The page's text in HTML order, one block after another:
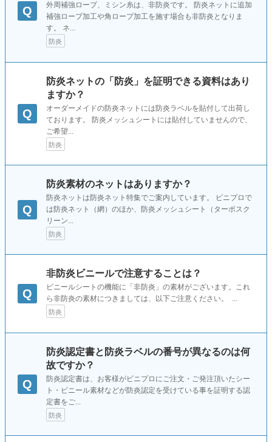
Q
外周補強ロープ、ミシン糸は、非防炎です。 防炎ネットに追加
補強ロープ加工や角ロープ加工を施す場合も非防炎となりま
す。 ネ...
防炎
Q
防炎ネットの「防炎」を証明できる資料はあり
ますか？
オーダーメイドの防炎ネットには防炎ラベルを貼付して出荷し
ております。 防炎メッシュシートには貼付していませんので、
ご希望...
防炎
Q
防炎素材のネットはありますか？
防炎ネットは防炎ネット特集でご案内しています。 ビニプロで
は防炎ネット（網）のほか、防炎メッシュシート（ターポスク
リーン...
防炎
Q
非防炎ビニールで注意することは？
ビニールシートの機能に「非防炎」の素材がございます。これ
ら非防炎の素材につきましては、以下ご注意ください。 ...
防炎
Q
防炎認定書と防炎ラベルの番号が異なるのは何
故ですか？
防炎認定書は、お客様がビニプロにご注文・ご発注頂いたシー
ト・ビニール素材などが防炎認定を受けている事を証明する認
定書をご...
防炎